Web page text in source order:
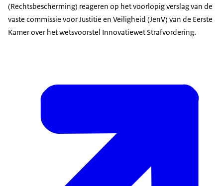
(Rechtsbescherming) reageren op het voorlopig verslag van de
vaste commissie voor Justitie en Veiligheid (JenV) van de Eerste
Kamer over het wetsvoorstel Innovatiewet Strafvordering.